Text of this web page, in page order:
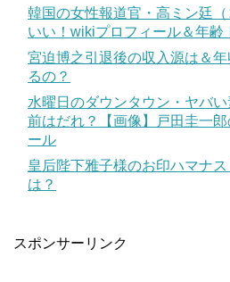
韓国の女性報道官・高ミン廷
いい！wikiプロフィール＆年齢
宮迫博之引退後の収入源は＆
るの？
水曜日のダウンタウン・ヤバ
前はだれ？【画像】戸田圭一
ール
皇后陛下雅子様のお印ハマナ
は？
スポンサーリンク